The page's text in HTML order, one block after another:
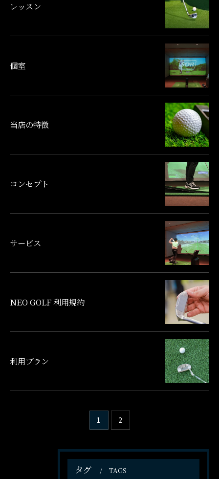
レッスン
個室
当店の特徴
コンセプト
サービス
NEO GOLF 利用規約
利用プラン
1 2
タグ TAGS
公式LINE